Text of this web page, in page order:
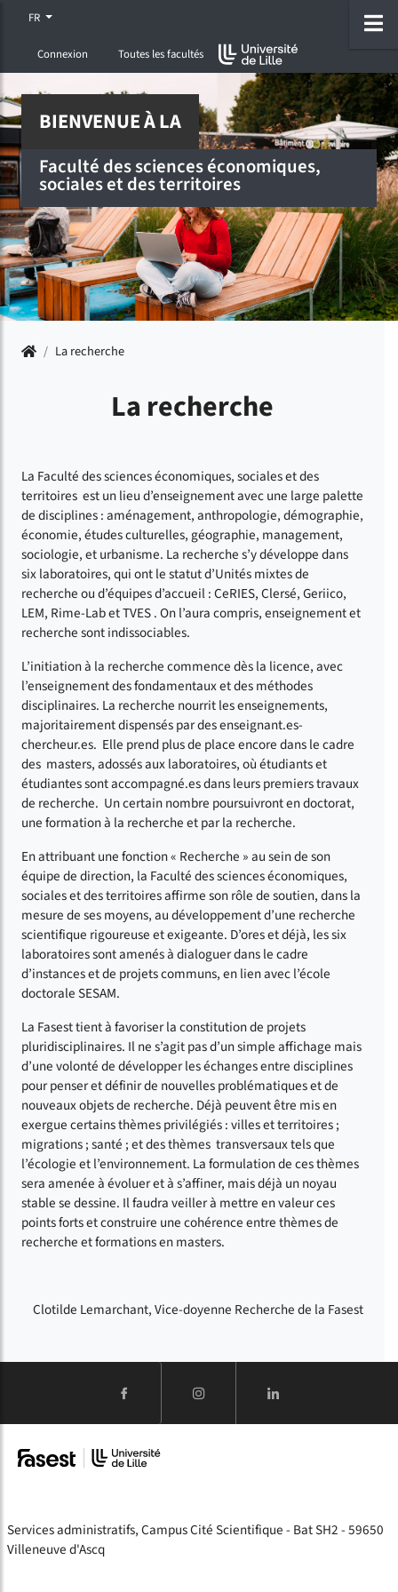
Accéder au menu principal
Accéder à la recherche
Accéder au pied de page
FR
Connexion Toutes les facultés
menu
BIENVENUE À LA
Faculté des sciences économiques,
sociales et des territoires
Accueil
/ La recherche
La recherche
La Faculté des sciences économiques, sociales et des
territoires est un lieu d’enseignement avec une large palette
de disciplines : aménagement, anthropologie, démographie,
économie, études culturelles, géographie, management,
sociologie, et urbanisme. La recherche s’y développe dans
six laboratoires, qui ont le statut d’Unités mixtes de
recherche ou d’équipes d’accueil : CeRIES, Clersé, Geriico,
LEM, Rime-Lab et TVES . On l’aura compris, enseignement et
recherche sont indissociables.
L’initiation à la recherche commence dès la licence, avec
l’enseignement des fondamentaux et des méthodes
disciplinaires. La recherche nourrit les enseignements,
majoritairement dispensés par des enseignant.es-
chercheur.es. Elle prend plus de place encore dans le cadre
des masters, adossés aux laboratoires, où étudiants et
étudiantes sont accompagné.es dans leurs premiers travaux
de recherche. Un certain nombre poursuivront en doctorat,
une formation à la recherche et par la recherche.
En attribuant une fonction « Recherche » au sein de son
équipe de direction, la Faculté des sciences économiques,
sociales et des territoires affirme son rôle de soutien, dans la
mesure de ses moyens, au développement d’une recherche
scientifique rigoureuse et exigeante. D’ores et déjà, les six
laboratoires sont amenés à dialoguer dans le cadre
d’instances et de projets communs, en lien avec l’école
doctorale SESAM.
La Fasest tient à favoriser la constitution de projets
pluridisciplinaires. Il ne s’agit pas d’un simple affichage mais
d’une volonté de développer les échanges entre disciplines
pour penser et définir de nouvelles problématiques et de
nouveaux objets de recherche. Déjà peuvent être mis en
exergue certains thèmes privilégiés : villes et territoires ;
migrations ; santé ; et des thèmes transversaux tels que
l’écologie et l’environnement. La formulation de ces thèmes
sera amenée à évoluer et à s’affiner, mais déjà un noyau
stable se dessine. Il faudra veiller à mettre en valeur ces
points forts et construire une cohérence entre thèmes de
recherche et formations en masters.
Clotilde Lemarchant, Vice-doyenne Recherche de la Fasest
Services administratifs, Campus Cité Scientifique - Bat SH2 - 59650
Villeneuve d'Ascq